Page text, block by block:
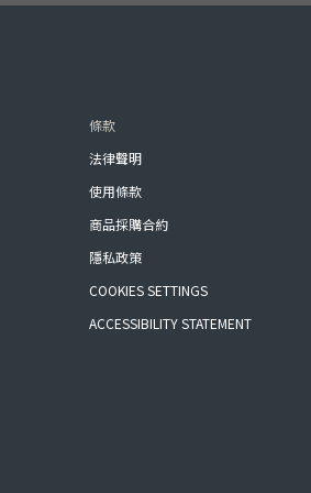
條款
法律聲明
使用條款
商品採購合約
隱私政策
COOKIES SETTINGS
ACCESSIBILITY STATEMENT